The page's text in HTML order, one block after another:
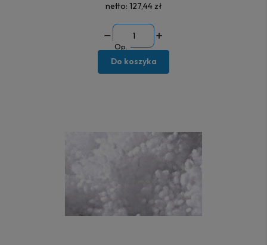
netto: 127,44 zł
Op.
Do koszyka